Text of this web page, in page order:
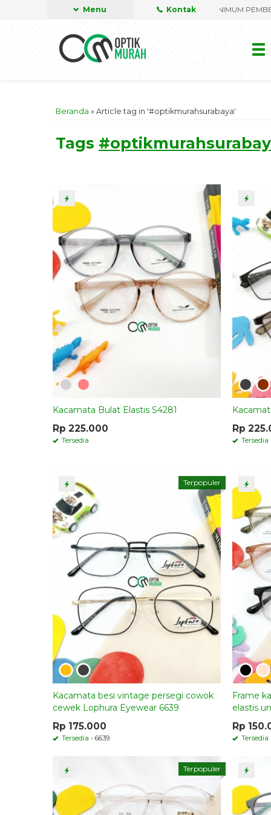
Menu Kontak
kacamata dan Lensa jenis apapun, TANPA MINIMUM PEMBELIAN
Beranda » Article tag in '#optikmurahsurabaya'
Tags
Kacamata Bulat Elastis S4281
Rp 225.000
Tersedia
Rp
Tersedia
Terpopuler
Kacamata besi vintage persegi cowok
cewek Lophura Eyewear 6639
Rp 175.000
Tersedia - 6639
Frame
elastis
Rp
Tersedia
Terpopuler